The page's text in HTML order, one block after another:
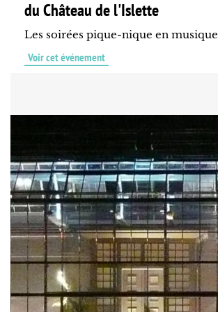
du Château de l'Islette
Les soirées pique-nique en musique
Voir cet événement